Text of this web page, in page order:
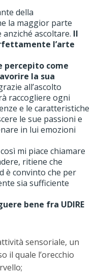
della
la maggior parte
ascoltare. Il
l’arte
percepito come
la sua
all’ascolto
raccogliere ogni
e le caratteristiche
le sue passioni e
in lui emozioni
mi piace chiamare
ritiene che
è convinto che per
sia sufficiente
bene fra UDIRE
sensoriale, un
il quale l’orecchio